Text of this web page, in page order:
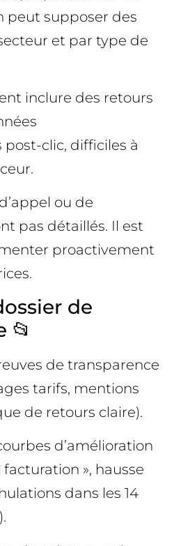
peut supposer des
et par type de
inclure des retours
clic, difficiles à
ou de
pas détaillés. Il est
proactivement
de
📂
de transparence
tarifs, mentions
de retours claire).
d’amélioration
», hausse
dans les 14